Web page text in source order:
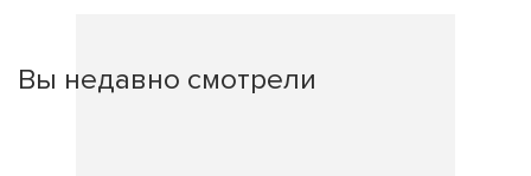
Вы недавно смотрели